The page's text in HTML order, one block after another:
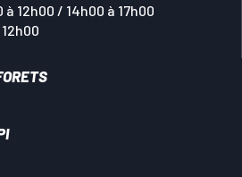
12h00 / 14h00 à 17h00